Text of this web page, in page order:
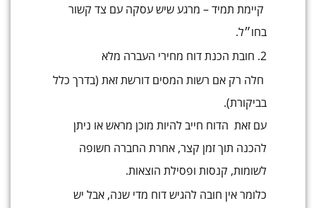
קיימת תמיד – מרגע שיש עסקה עם צד קשור
בחו״ל.
2. חובת הכנת דוח מחירי העברה מלא
חלה רק אם רשות המסים דורשת זאת (בדרך כלל
בביקורת).
עם זאת הדוח חייב להיות מוכן מראש או ניתן
להכנה תוך זמן קצר, אחרת החברה חשופה
לשומות, קנסות ופסילת הוצאות.
כלומר אין חובה להגיש דוח מדי שנה, אבל יש